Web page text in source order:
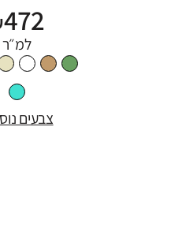
472
למ״ר
צבעים